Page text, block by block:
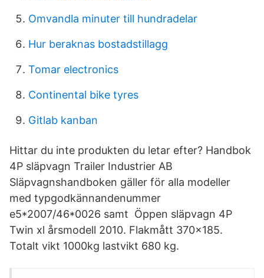
Omvandla minuter till hundradelar
Hur beraknas bostadstillagg
Tomar electronics
Continental bike tyres
Gitlab kanban
Hittar du inte produkten du letar efter? Handbok
4P släpvagn Trailer Industrier AB
Släpvagnshandboken gäller för alla modeller
med typgodkännandenummer
e5*2007/46*0026 samt Öppen släpvagn 4P
Twin xl årsmodell 2010. Flakmått 370×185.
Totalt vikt 1000kg lastvikt 680 kg.